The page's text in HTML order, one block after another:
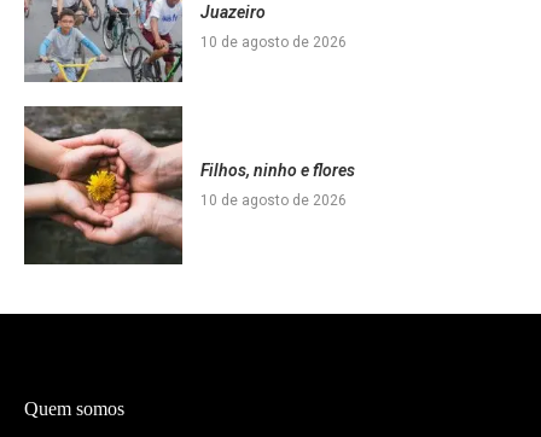
Juazeiro
10 de agosto de 2026
Filhos, ninho e flores
10 de agosto de 2026
Quem somos